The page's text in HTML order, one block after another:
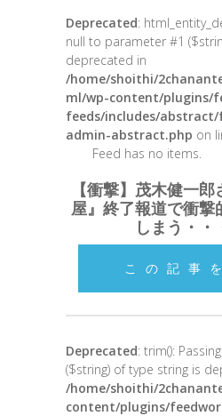
Deprecated:
null to parameter #1
deprecated in
/home/shoithi/
ml/wp-content/plugins/
feeds/includes/
admin-abstract.php on
Feed has no items.
【衝撃】茂木健一
屋』終了報道で衝撃
しまう・・
この記事
Deprecated: trim():
($string) of type string is
/home/shoithi/
content/plugins/